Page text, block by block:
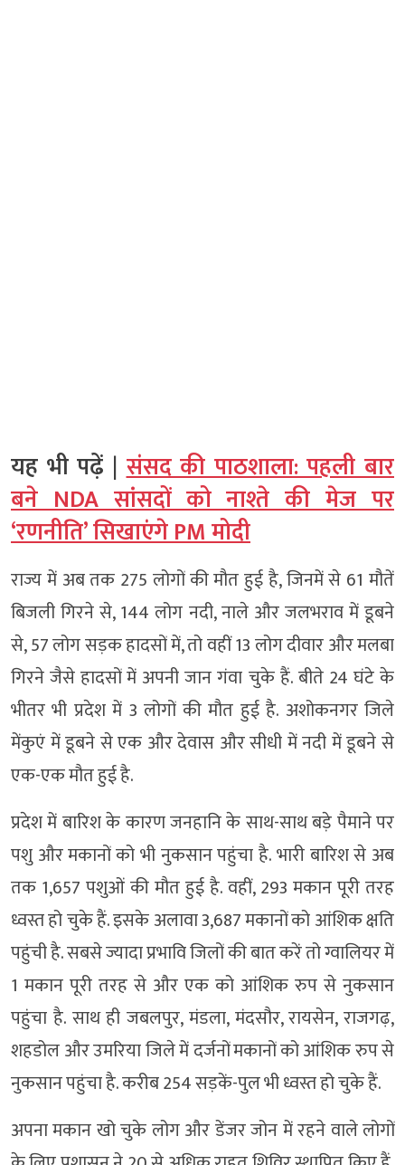
यह भी पढ़ें |संसद की पाठशाला: पहली बार
बने NDA सांसदों को नाश्ते की मेज पर
‘रणनीति’ सिखाएंगे PM मोदी
राज्य में अब तक 275 लोगों की मौत हुई है, जिनमें से 61 मौतें
बिजली गिरने से, 144 लोग नदी, नाले और जलभराव में डूबने
से, 57 लोग सड़क हादसों में, तो वहीं 13 लोग दीवार और मलबा
गिरने जैसे हादसों में अपनी जान गंवा चुके हैं. बीते 24 घंटे के
भीतर भी प्रदेश में 3 लोगों की मौत हुई है. अशोकनगर जिले
मेंकुएं में डूबने से एक और देवास और सीधी में नदी में डूबने से
एक-एक मौत हुई है.
प्रदेश में बारिश के कारण जनहानि के साथ-साथ बड़े पैमाने पर
पशु और मकानों को भी नुकसान पहुंचा है. भारी बारिश से अब
तक 1,657 पशुओं की मौत हुई है. वहीं, 293 मकान पूरी तरह
ध्वस्त हो चुके हैं. इसके अलावा 3,687 मकानों को आंशिक क्षति
पहुंची है. सबसे ज्यादा प्रभावि जिलों की बात करें तो ग्वालियर में
1 मकान पूरी तरह से और एक को आंशिक रुप से नुकसान
पहुंचा है. साथ ही जबलपुर, मंडला, मंदसौर, रायसेन, राजगढ़,
शहडोल और उमरिया जिले में दर्जनों मकानों को आंशिक रुप से
नुकसान पहुंचा है. करीब 254 सड़कें-पुल भी ध्वस्त हो चुके हैं.
अपना मकान खो चुके लोग और डेंजर जोन में रहने वाले लोगों